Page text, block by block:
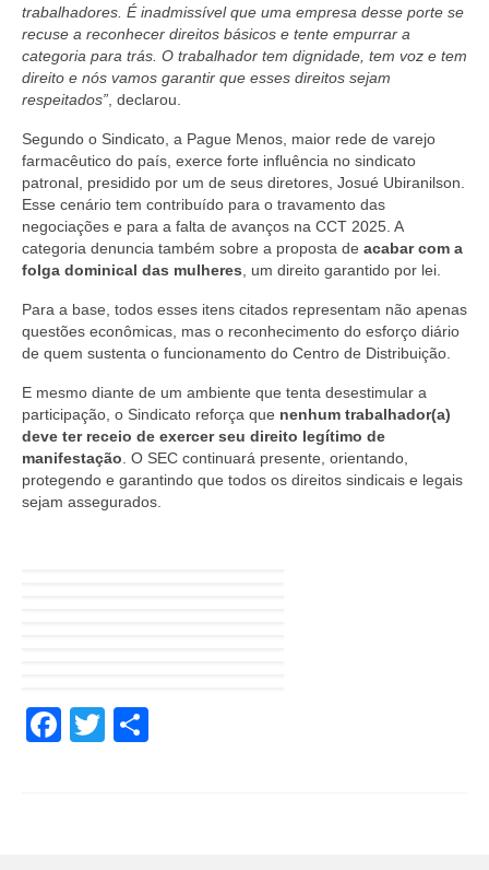
trabalhadores. É inadmissível que uma empresa desse porte se
recuse a reconhecer direitos básicos e tente empurrar a
categoria para trás. O trabalhador tem dignidade, tem voz e tem
direito e nós vamos garantir que esses direitos sejam
respeitados” , declarou.
Segundo o Sindicato, a Pague Menos, maior rede de varejo
farmacêutico do país, exerce forte influência no sindicato
patronal, presidido por um de seus diretores, Josué Ubiranilson.
Esse cenário tem contribuído para o travamento das
negociações e para a falta de avanços na CCT 2025. A
categoria denuncia também sobre a proposta de acabar com a
folga dominical das mulheres , um direito garantido por lei.
Para a base, todos esses itens citados representam não apenas
questões econômicas, mas o reconhecimento do esforço diário
de quem sustenta o funcionamento do Centro de Distribuição.
E mesmo diante de um ambiente que tenta desestimular a
participação, o Sindicato reforça que nenhum trabalhador(a)
deve ter receio de exercer seu direito legítimo de
manifestação . O SEC continuará presente, orientando,
protegendo e garantindo que todos os direitos sindicais e legais
sejam assegurados.
Facebook
Twitter